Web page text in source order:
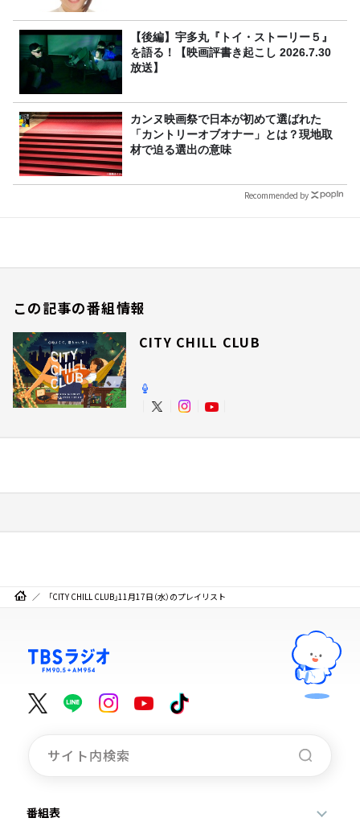
【後編】宇多丸『トイ・ストーリー５』
を語る！【映画評書き起こし 2026.7.30
放送】
カンヌ映画祭で日本が初めて選ばれた
「カントリーオブオナー」とは？現地取
材で迫る選出の意味
Recommended by
この記事の番組情報
CITY CHILL CLUB
「CITY CHILL CLUB」11月17日（水）のプレイリスト
番組表